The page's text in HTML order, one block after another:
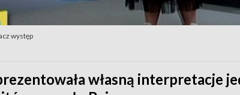
występ
własną interpretacje